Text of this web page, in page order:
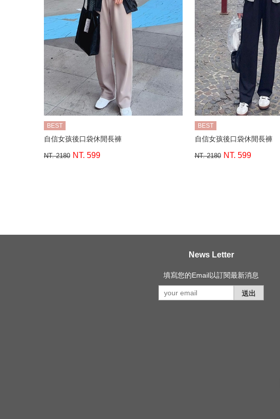
BEST
自信女孩後口袋休閒長褲
NT. 2180 NT. 599
BEST
自信女孩後口袋休閒長褲
NT. 2180 NT. 599
News Letter
填寫您的Email以訂閱最新消息
送出